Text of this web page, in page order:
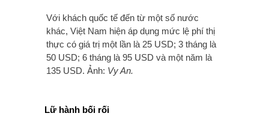
Với khách quốc tế đến từ một số nước
khác, Việt Nam hiện áp dụng mức lệ phí thị
thực có giá trị một lần là 25 USD; 3 tháng là
50 USD; 6 tháng là 95 USD và một năm là
135 USD. Ảnh: Vy An.
Lữ hành bối rối